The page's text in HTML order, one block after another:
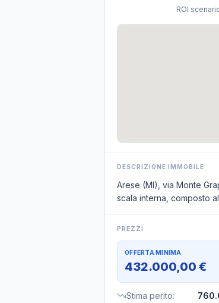
ROI
DESCRIZIONE IMMOBILE
Arese (MI), via Monte
scala interna, composto
PREZZI
OFFERTA MINIMA
432.000,00 €
Stima perito: